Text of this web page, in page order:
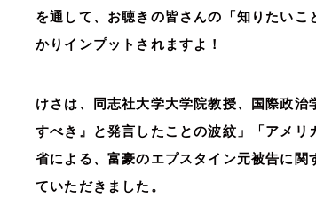
を通して、お聴きの皆さんの「知りたい
かりインプットされますよ！
けさは、同志社大学大学院教授、国際政
すべき』と発言したことの波紋」「アメ
省による、富豪のエプスタイン元被告に
ていただきました。